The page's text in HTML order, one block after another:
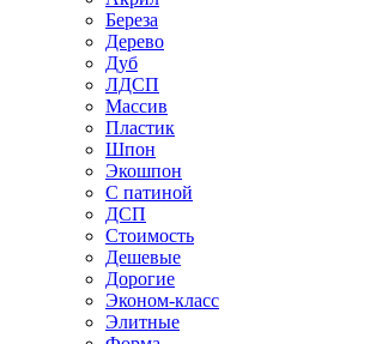
Береза
Дерево
Дуб
ЛДСП
Массив
Пластик
Шпон
Экошпон
С патиной
ДСП
Стоимость
Дешевые
Дорогие
Эконом-класс
Элитные